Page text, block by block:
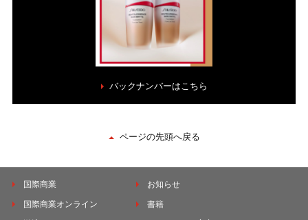
バックナンバーはこちら
ページの先頭へ戻る
国際商業
国際商業オンライン
お知らせ
書籍